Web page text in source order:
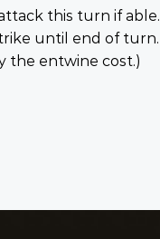
this turn if able.
until end of turn.
the entwine cost.)